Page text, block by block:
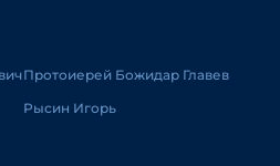
Протоиерей Божидар Главев
Рысин Игорь